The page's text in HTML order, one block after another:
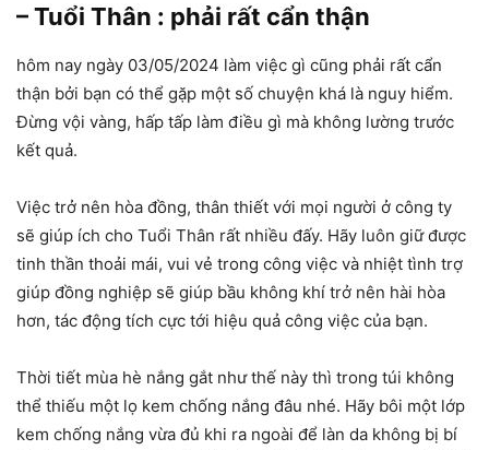
– Tuổi Thân : phải rất cẩn thận
hôm nay ngày 03/05/2024 làm việc gì cũng phải rất cẩn
thận bởi bạn có thể gặp một số chuyện khá là nguy hiểm.
Đừng vội vàng, hấp tấp làm điều gì mà không lường trước
kết quả.
Việc trở nên hòa đồng, thân thiết với mọi người ở công ty
sẽ giúp ích cho Tuổi Thân rất nhiều đấy. Hãy luôn giữ được
tinh thần thoải mái, vui vẻ trong công việc và nhiệt tình trợ
giúp đồng nghiệp sẽ giúp bầu không khí trở nên hài hòa
hơn, tác động tích cực tới hiệu quả công việc của bạn.
Thời tiết mùa hè nắng gắt như thế này thì trong túi không
thể thiếu một lọ kem chống nắng đâu nhé. Hãy bôi một lớp
kem chống nắng vừa đủ khi ra ngoài để làn da không bị bí